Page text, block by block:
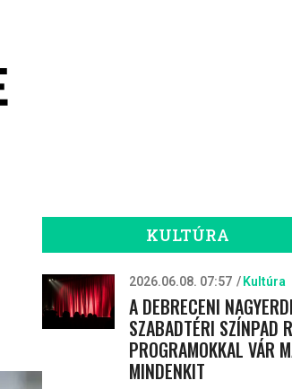
KULTÚRA
2026.06.08. 07:57 Kultúra
A DEBRECENI
SZABADTÉRI SZÍNPAD
PROGRAMOKKAL VÁR
MINDENKIT